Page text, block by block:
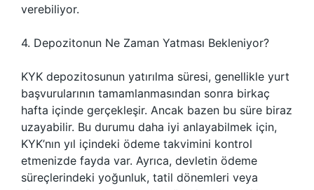
verebiliyor.
4. Depozitonun Ne Zaman Yatması Bekleniyor?
KYK depozitosunun yatırılma süresi, genellikle yurt
başvurularının tamamlanmasından sonra birkaç
hafta içinde gerçekleşir. Ancak bazen bu süre biraz
uzayabilir. Bu durumu daha iyi anlayabilmek için,
KYK’nın yıl içindeki ödeme takvimini kontrol
etmenizde fayda var. Ayrıca, devletin ödeme
süreçlerindeki yoğunluk, tatil dönemleri veya